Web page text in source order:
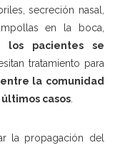
secreción nasal,
en la boca,
los pacientes se
tratamiento para
la comunidad
casos
la propagación del